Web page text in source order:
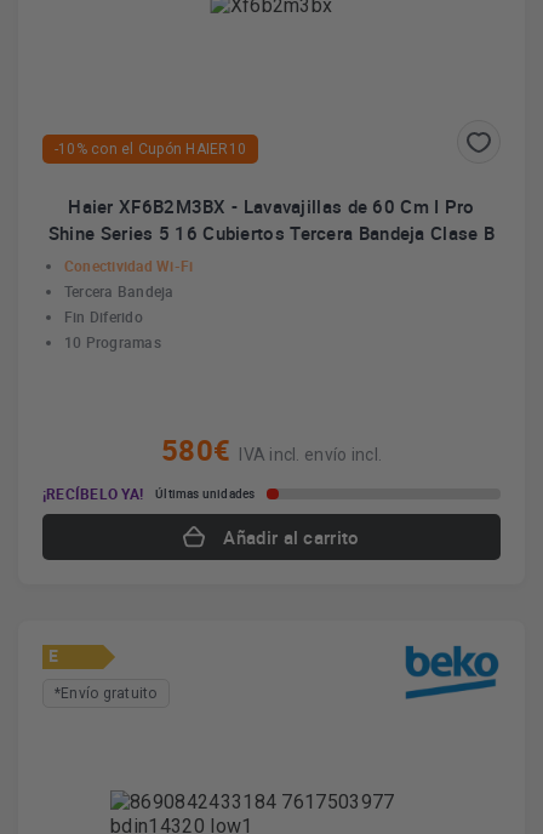
-10% con el Cupón HAIER10
Haier XF6B2M3BX - Lavavajillas de 60 Cm I Pro
Shine Series 5 16 Cubiertos Tercera Bandeja Clase B
Conectividad Wi-Fi
Tercera Bandeja
Fin Diferido
10 Programas
580€
IVA incl. envío incl.
¡RECÍBELO YA!
Últimas unidades
Añadir al carrito
E
*Envío gratuito